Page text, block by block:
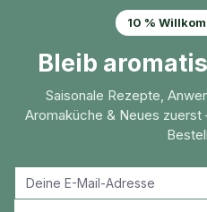
10 %
Bleib
Saisonale Rezepte,
Aromaküche & Neues